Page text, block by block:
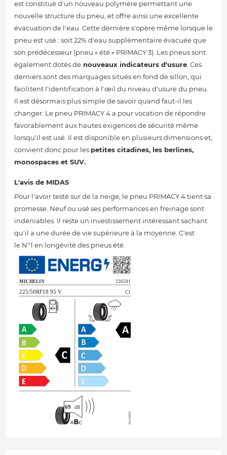
est constitué d'un nouveau polymère permettant une
nouvelle structure du pneu, et offre ainsi une excellente
évacuation de l'eau. Cette dernière s'opère même lorsque le
pneu est usé : soit 22% d'eau supplémentaire évacuée que
son prédécesseur (pneu « été » PRIMACY 3). Les pneus sont
également dotés de nouveaux indicateurs d'usure. Ces
derniers sont des marquages situés en fond de sillon, qui
facilitent l'identification à l'œil du niveau d'usure du pneu.
Il est désormais plus simple de savoir quand faut-il les
changer. Le pneu PRIMACY 4 a pour vocation de répondre
favorablement aux hautes exigences de sécurité même
lorsqu'il est usé. Il est disponible en plusieurs dimensions et,
convient donc pour les petites citadines, les berlines,
monospaces et SUV.
L'avis de MIDAS
Pour l'avoir testé sur de la neige, le pneu PRIMACY 4 tient sa
promesse. Neuf ou usé ses performances en freinage sont
indéniables. Il reste un investissement intéressant sachant
qu'il a une durée de vie supérieure à la moyenne. C'est
le N°1 en longévité des pneus été.